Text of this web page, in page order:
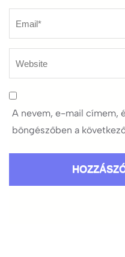
A nevem, e-mail címem,
böngészőben a